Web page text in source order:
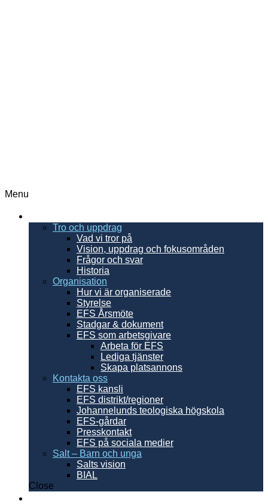
Menu
Tro och uppdrag
Vad vi tror på
Vision, uppdrag och fokusområden
Frågor och svar
Historia
Organisation
Hur vi är organiserade
Styrelse
EFS Årsmöte
Stadgar & dokument
EFS som arbetsgivare
Arbeta för EFS
Lediga tjänster
Skapa platsannons
Kontakta oss
EFS kansli
EFS distrikt/regioner
Johannelunds teologiska högskola
EFS-gårdar
Presskontakt
EFS på sociala medier
Salt – Barn och unga
Salts vision
BIAL
Close